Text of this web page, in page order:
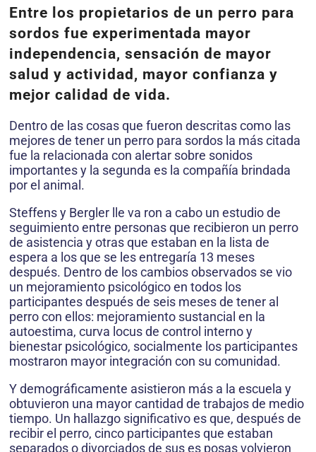
Entre los propietarios de un perro para
sordos fue experimentada mayor
independencia, sensación de mayor
salud y actividad, mayor confianza y
mejor calidad de vida.
Dentro de las cosas que fueron descritas como las
mejores de tener un perro para sordos la más citada
fue la relacionada con alertar sobre sonidos
importantes y la segunda es la compañía brindada
por el animal.
Steffens y Bergler lle va ron a cabo un estudio de
seguimiento entre personas que recibieron un perro
de asistencia y otras que estaban en la lista de
espera a los que se les entregaría 13 meses
después. Dentro de los cambios observados se vio
un mejoramiento psicológico en todos los
participantes después de seis meses de tener al
perro con ellos: mejoramiento sustancial en la
autoestima, curva locus de control interno y
bienestar psicológico, socialmente los participantes
mostraron mayor integración con su comunidad.
Y demográficamente asistieron más a la escuela y
obtuvieron una mayor cantidad de trabajos de medio
tiempo. Un hallazgo significativo es que, después de
recibir el perro, cinco participantes que estaban
separados o divorciados de sus es posas volvieron